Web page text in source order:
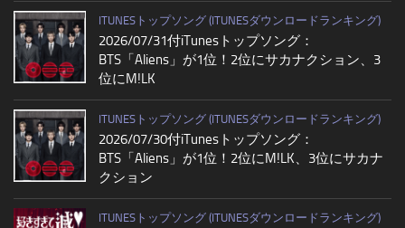
ITUNESトップソング (ITUNESダウンロードランキング)
2026/07/31付iTunesトップソング：
BTS「Aliens」が1位！2位にサカナクション、3
位にM!LK
ITUNESトップソング (ITUNESダウンロードランキング)
2026/07/30付iTunesトップソング：
BTS「Aliens」が1位！2位にM!LK、3位にサカナ
クション
ITUNESトップソング (ITUNESダウンロードランキング)